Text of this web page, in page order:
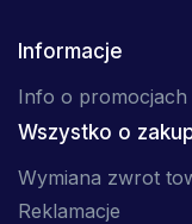
Informacje
Info o promocjach
Wszystko o
Wymiana zwrot
Reklamacje